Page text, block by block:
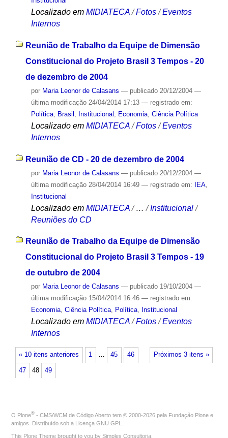
Localizado em MIDIATECA /Fotos /Eventos
Internos
Reunião de Trabalho da Equipe de Dimensão
Constitucional do Projeto Brasil 3 Tempos - 20
de dezembro de 2004
por Maria Leonor de Calasans — publicado20/12/2004 —
última modificação24/04/2014 17:13 — registrado em:
Política, Brasil Institucional Economia, Ciência Política
Localizado em MIDIATECA /Fotos /Eventos
Internos
Reunião de CD - 20 de dezembro de 2004
por Maria Leonor de Calasans — publicado20/12/2004 —
última modificação28/04/2014 16:49 — registrado em: IEA,
Institucional
Localizado em MIDIATECA /…/Institucional /
Reuniões do CD
Reunião de Trabalho da Equipe de Dimensão
Constitucional do Projeto Brasil 3 Tempos - 19
de outubro de 2004
por Maria Leonor de Calasans — publicado19/10/2004 —
última modificação15/04/2014 16:46 — registrado em:
Economia, Ciência Política, Política, Institucional
Localizado em MIDIATECA /Fotos /Eventos
Internos
« 10 itens anteriores Próximos 3 itens »
1 … 45 46
47 48 49
O Plone® - CMS/WCM de Código Aberto tem © 2000-2026 pela Fundação Plone e
amigos. Distribuído sob a Licença GNU GPL
This Plone Theme brought to you by Simples Consultoria